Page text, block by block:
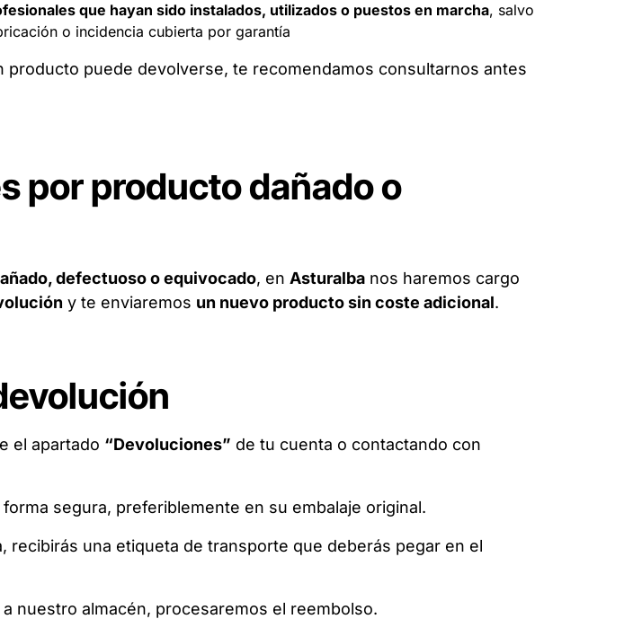
que hayan sido instalados, utilizados o puestos en marcha, salvo
o incidencia cubierta por garantía
producto puede devolverse, te recomendamos consultarnos antes
por producto dañado o
defectuoso o equivocado, en Asturalba nos haremos cargo
y te enviaremos un nuevo producto sin coste adicional.
el apartado “Devoluciones” de tu cuenta o contactando con
segura, preferiblemente en su embalaje original.
recibirás una etiqueta de transporte que deberás pegar en el
nuestro almacén, procesaremos el reembolso.